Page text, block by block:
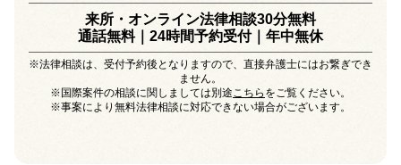
来所・オンライン法律相談30分無料
通話無料｜24時間予約受付｜年中無休
※法律相談は、受付予約後となりますので、直接弁護士にはお繋ぎでき
ません。
※国際案件の相談に関しましては別途 こちら をご覧ください。
※事案により無料法律相談に対応できない場合がございます。